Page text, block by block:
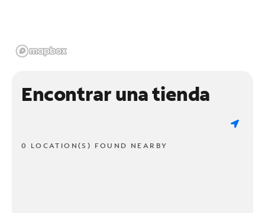
Encontrar una tienda
0 LOCATION(S) FOUND NEARBY